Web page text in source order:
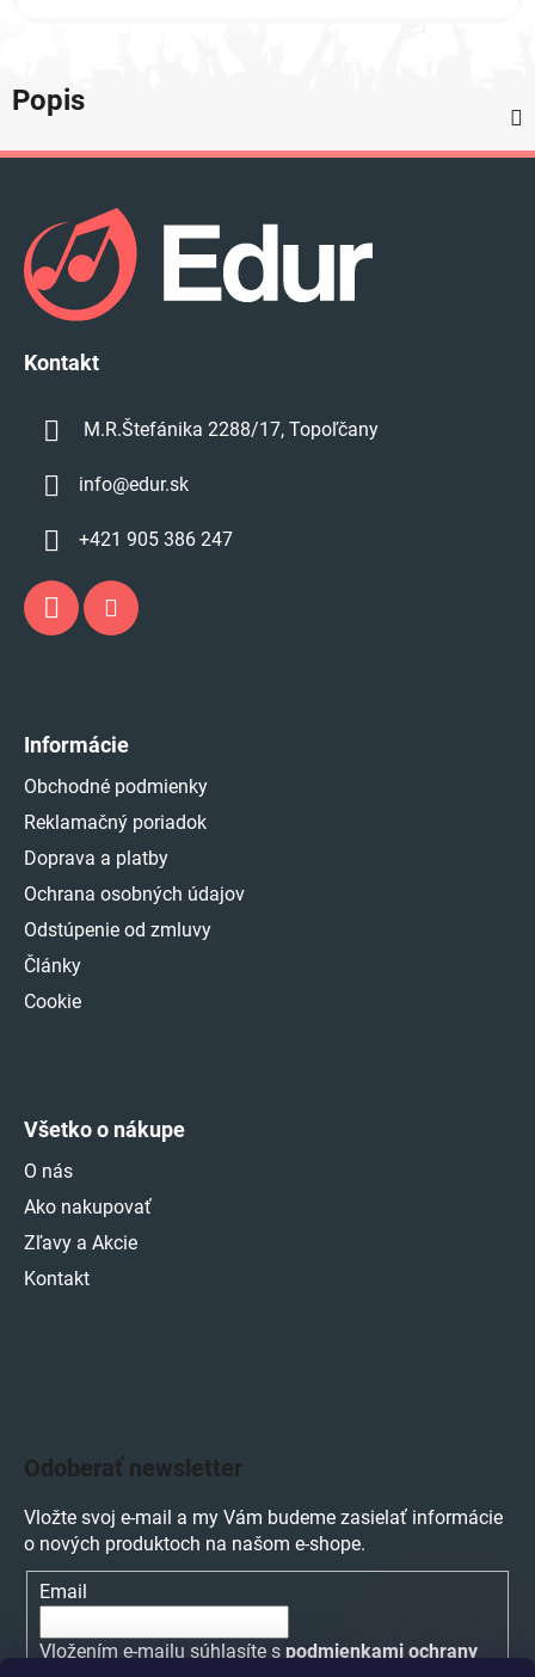
Popis
Kontakt
M.R.Štefánika 2288/17, Topoľčany
info@edur.sk
+421 905 386 247
Informácie
Obchodné podmienky
Reklamačný poriadok
Doprava a platby
Ochrana osobných údajov
Odstúpenie od zmluvy
Články
Cookie
Všetko o nákupe
O nás
Ako nakupovať
Zľavy a Akcie
Kontakt
Odoberať newsletter
Vložte svoj e-mail a my Vám budeme zasielať informácie
o nových produktoch na našom e-shope.
Email
Vložením e-mailu súhlasíte s podmienkami ochrany